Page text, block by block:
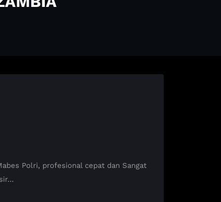
Polri, profesional cepat dan Sangat